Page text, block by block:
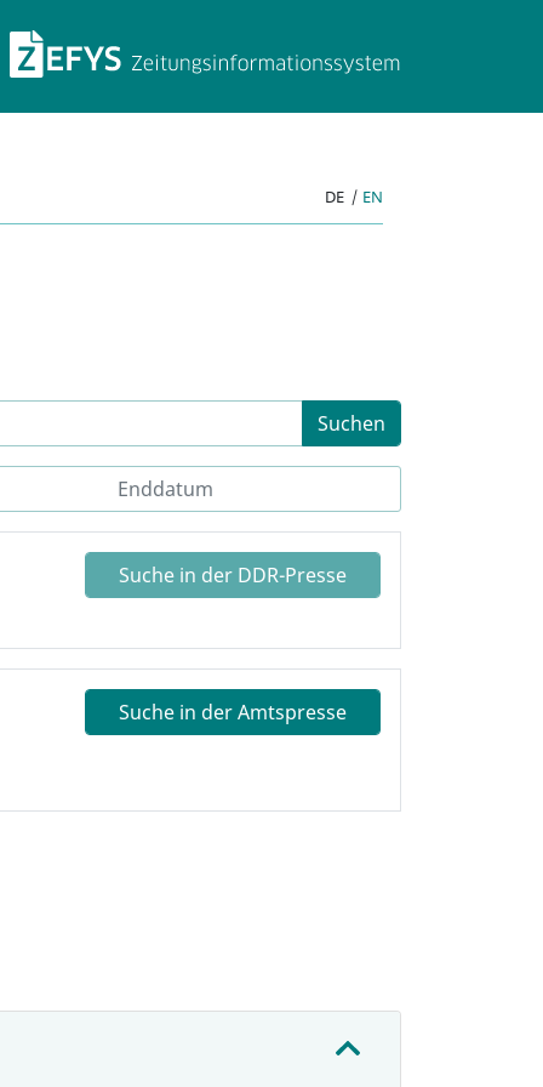
ZEFYS
DE | EN
Suchen
Suche in der DDR-Presse
Suche in der Amtspresse